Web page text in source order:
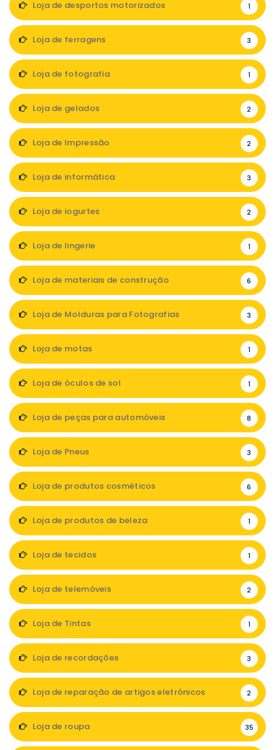
Loja de desportos motorizados 1
Loja de ferragens 3
Loja de fotografia 1
Loja de gelados 2
Loja de Impressão 2
Loja de informática 3
Loja de iogurtes 2
Loja de lingerie 1
Loja de materiais de construção 6
Loja de Molduras para Fotografias 3
Loja de motas 1
Loja de óculos de sol 1
Loja de peças para automóveis 8
Loja de Pneus 3
Loja de produtos cosméticos 6
Loja de produtos de beleza 1
Loja de tecidos 1
Loja de telemóveis 2
Loja de Tintas 1
Loja de recordações 3
Loja de reparação de artigos eletrónicos 2
Loja de roupa 35